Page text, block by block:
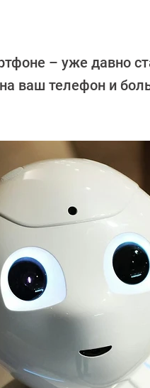
– уже давно
ваш телефон и